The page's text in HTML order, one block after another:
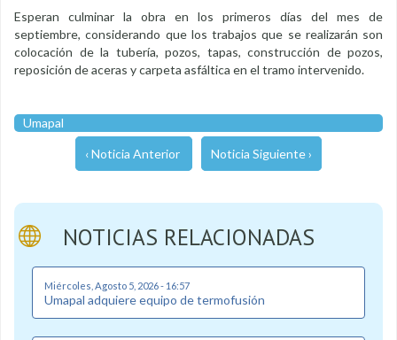
Esperan culminar la obra en los primeros días del mes de
septiembre, considerando que los trabajos que se realizarán son
colocación de la tubería, pozos, tapas, construcción de pozos,
reposición de aceras y carpeta asfáltica en el tramo intervenido.
Umapal
‹ Noticia Anterior Noticia Siguiente ›
NOTICIAS RELACIONADAS
Miércoles, Agosto 5, 2026 - 16:57
Umapal adquiere equipo de termofusión